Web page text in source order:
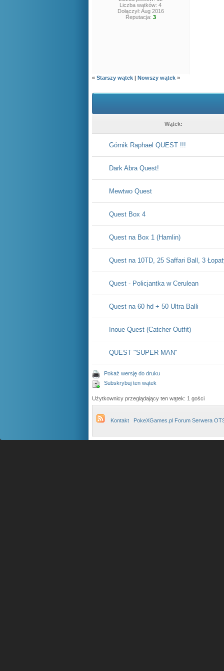
Liczba wątków: 4
Dołączył: Aug 2016
Reputacja: 3
« Starszy wątek | Nowszy wątek »
Wątek:
Górnik Raphael QUEST !!!
Dark Abra Quest!
Mewtwo Quest
Quest Box 4
Quest na Box 1 (Hamlin)
Quest na 10TD, 25 Saffari Ball, 3
Quest - Policjantka w Cerulean
Quest na 60 hd + 50 Ultra Balli
Inoue Quest (Catcher Outfit)
QUEST "SUPER MAN"
Pokaż wersję do druku
Subskrybuj ten wątek
Użytkownicy przeglądający ten wątek: 1 gości
Kontakt PokeXGames.pl Forum Serwera